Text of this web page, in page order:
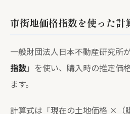
市街地価格指数を使った計
一般財団法人日本不動産研究所
指数」を使い、購入時の推定価
ます。
計算式は「現在の土地価格 ×（